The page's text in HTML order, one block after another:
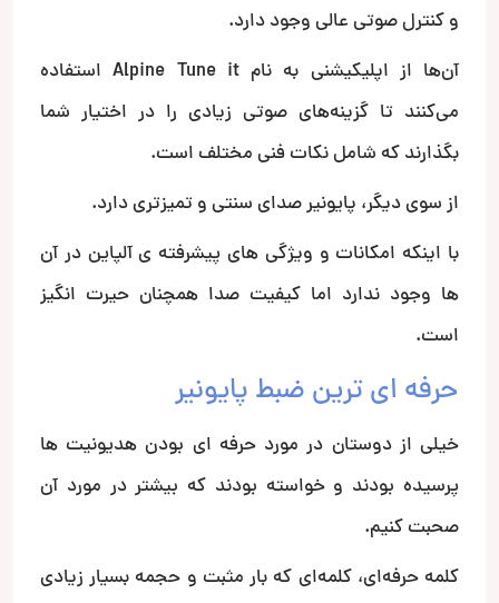
و کنترل صوتی عالی وجود دارد.
آن‌ها از اپلیکیشنی به نام Alpine Tune it استفاده
می‌کنند تا گزینه‌های صوتی زیادی را در اختیار شما
بگذارند که شامل نکات فنی مختلف است.
از سوی دیگر، پایونیر صدای سنتی و تمیزتری دارد.
با اینکه امکانات و ویژگی های پیشرفته ی آلپاین در آن
ها وجود ندارد اما کیفیت صدا همچنان حیرت انگیز
است.
حرفه ای ترین ضبط پایونیر
خیلی از دوستان در مورد حرفه ای بودن هدیونیت ها
پرسیده بودند و خواسته بودند که بیشتر در مورد آن
صحبت کنیم.
کلمه حرفه‌ای، کلمه‌ای که بار مثبت و حجمه بسیار زیادی